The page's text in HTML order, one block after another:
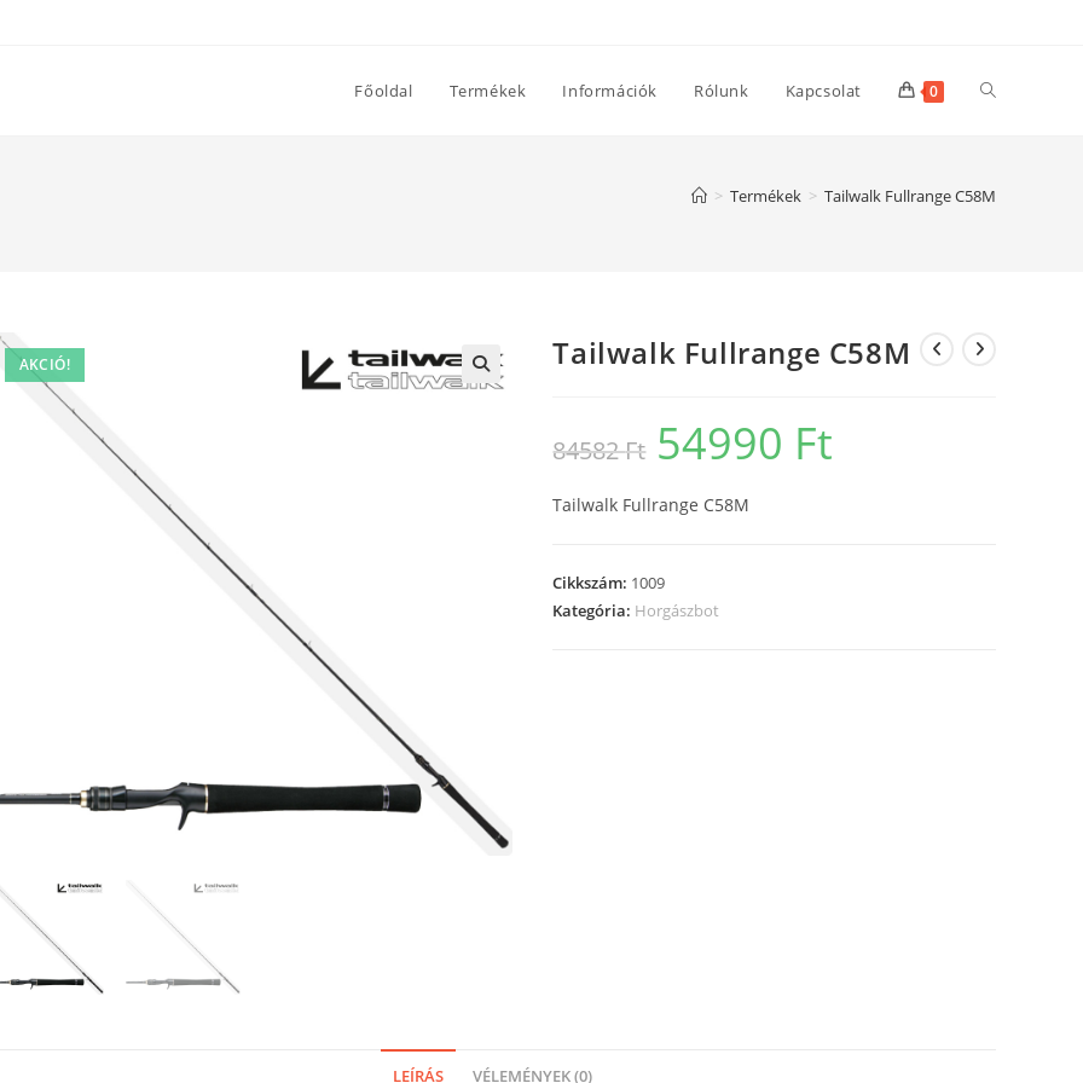
Főoldal Termékek Információk Rólunk Kapcsolat 0 Toggle
> Termékek > Tailwalk Fullrange C58M
AKCIÓ! Tailwalk Fullrange C58M
84582Ft
Original
price
was:
54990 Ft
Tailwalk Fullrange C58M
Cikkszám: 1009
Kategória: Horgászbot
LEÍRÁS VÉLEMÉNYEK (0)